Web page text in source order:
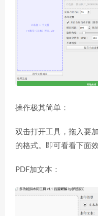
操作极其简单：
双击打开工具，拖入要
的格式。即可看看下面效
PDF加文本：